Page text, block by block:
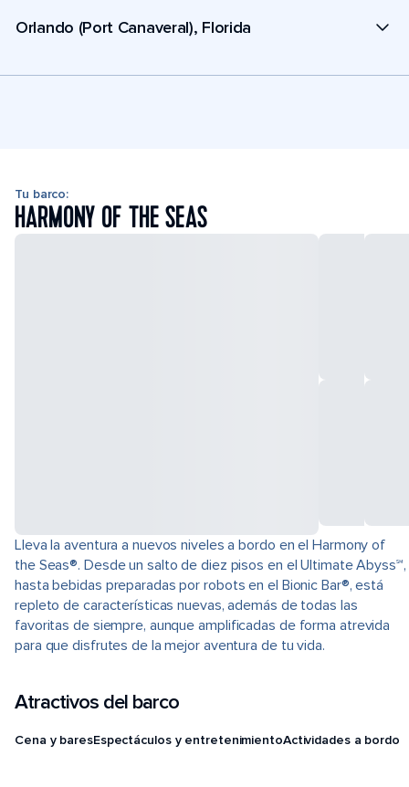
Orlando (Port Canaveral), Florida
Tu barco:
HARMONY OF THE SEAS
Lleva la aventura a nuevos niveles a bordo en el Harmony of
the Seas®. Desde un salto de diez pisos en el Ultimate Abyss℠,
hasta bebidas preparadas por robots en el Bionic Bar®, está
repleto de características nuevas, además de todas las
favoritas de siempre, aunque amplificadas de forma atrevida
para que disfrutes de la mejor aventura de tu vida.
Atractivos del barco
Cena y baresEspectáculos y entretenimientoActividades a bordo